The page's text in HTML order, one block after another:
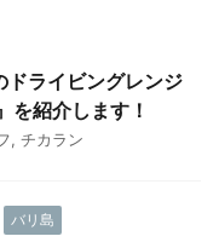
ドライビングレンジ
を紹介します！
, チカラン
バリ島